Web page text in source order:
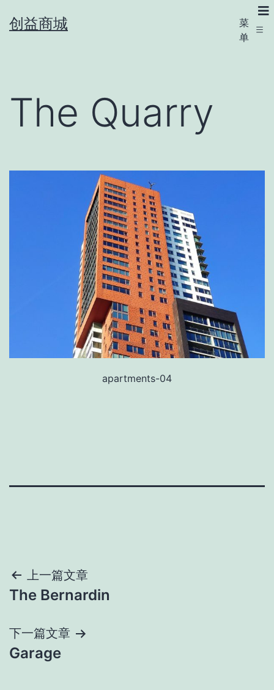
创益商城
菜
单
The Quarry
apartments-04
上一篇文章
The Bernardin
下一篇文章
Garage